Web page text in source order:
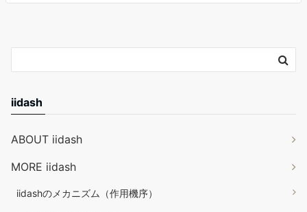
iidash
ABOUT iidash
MORE iidash
iidashのメカニズム（作用機序）